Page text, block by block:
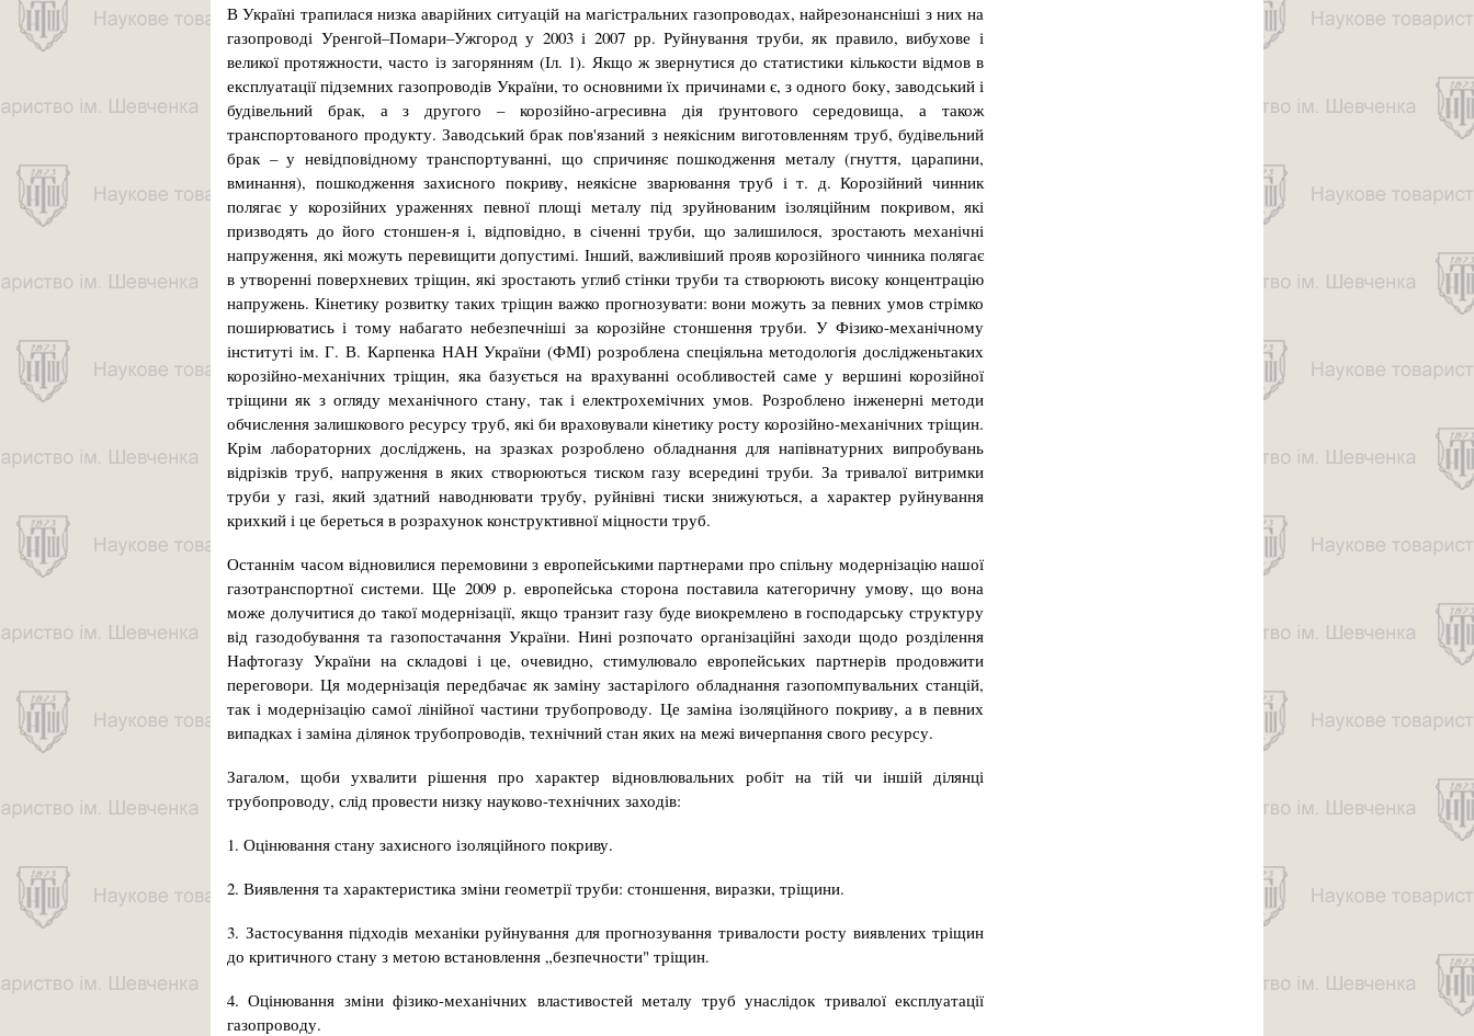
В Україні трапилася низка аварійних ситуацій на магістральних газопроводах, найрезонансніші з них на
газопроводі Уренгой–Помари–Ужгород у 2003 і 2007 рр. Руйнування труби, як правило, ви­бухове і
великої протяжности, часто із загорянням (Іл. 1). Якщо ж звернутися до статистики кількости відмов в
експлуатації підземних газопроводів України, то основними їх причинами є, з одного боку, заводський і
будівельний брак, а з другого – корозійно-агресивна дія ґрунтового середовища, а також
транспортованого продукту. Заводський брак пов'язаний з неякісним виготовленням труб, будівельний
брак – у невідповідному транспорту­ванні, що спричиняє пошкодження металу (гнуття, царапини,
вминання), пошкодження захисного покриву, неякісне зварювання труб і т. д. Коро­зійний чинник
полягає у корозійних ураженнях певної площі металу під зруйнованим ізоляційним покривом, які
призводять до його стоншен-я і, відповідно, в січенні труби, що залишилося, зростають механічні
напруження, які можуть пе­ревищити допустимі. Інший, важливіший прояв корозійного чинника полягає
в утворенні поверх­невих тріщин, які зростають углиб стінки труби та створюють високу концентрацію
напружень. Кінетику розвитку таких тріщин важко прогно­зувати: вони можуть за певних умов стрімко
по­ширюватись і тому набагато небезпечніші за ко­розійне стоншення труби. У Фізико-механічному
інституті ім. Г. В. Карпенка НАН України (ФМІ) розроблена спеціяльна методологія дослідженьтаких
корозійно-механічних тріщин, яка базується на врахуванні особливостей саме у вершині ко­розійної
тріщини як з огляду механічного стану, так і електрохемічних умов. Розроблено інженер­ні методи
обчислення залишкового ресурсу труб, які би враховували кінетику росту корозійно-ме­ханічних тріщин.
Крім лабораторних досліджень, на зразках розроблено обладнання для напівнатурних випробувань
відрізків труб, напруження в яких створюються тиском газу всередині труби. За тривалої витримки
труби у газі, який здатний наводнювати трубу, руйнівні тиски знижуються, а характер руйнування
крихкий і це береться в роз­рахунок конструктивної міцности труб.
Останнім часом відновилися перемовини з европейськими партнерами про спільну модернізацію нашої
газотранспортної системи. Ще 2009 р. европейська сторона поставила категоричну умову, що вона
може долучитися до такої модернізації, якщо транзит газу буде виокремлено в господарську структуру
від газодобування та газопостачання України. Нині розпочато організаційні заходи щодо розділення
Нафтогазу України на складові і це, очевидно, стимулювало европейських парт­нерів продовжити
переговори. Ця модернізація передбачає як заміну застарілого обладнання газопомпувальних станцій,
так і модернізацію самої лінійної частини трубопроводу. Це заміна ізоляційного покриву, а в певних
випадках і заміна ді­лянок трубопроводів, технічний стан яких на межі вичерпання свого ресурсу.
Загалом, щоби ухвалити рішення про харак­тер відновлювальних робіт на тій чи іншій ділянці
трубопроводу, слід провести низку науково-тех­нічних заходів:
1. Оцінювання стану захисного ізоляційного по­криву.
2. Виявлення та характеристика зміни геомет­рії труби: стоншення, виразки, тріщини.
3. Застосування підходів механіки руйнування для прогнозування тривалости росту виявлених тріщин
до критичного стану з метою встановлення „безпечности" тріщин.
4. Оцінювання зміни фізико-механічних влас­тивостей металу труб унаслідок тривалої експлуа­тації
газопроводу.